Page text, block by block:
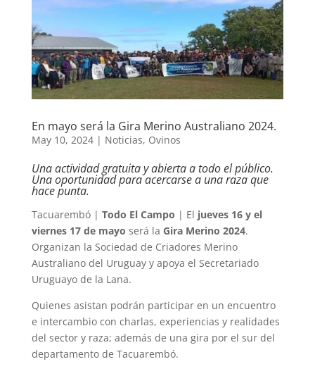
En mayo será la Gira Merino Australiano 2024.
May 10, 2024| Noticias, Ovinos
Una actividad gratuita y abierta a todo el público.
Una oportunidad para acercarse a una raza que
hace punta.
Tacuarembó | Todo El Campo | El jueves 16 y el
viernes 17 de mayo será la Gira Merino 2024.
Organizan la Sociedad de Criadores Merino
Australiano del Uruguay y apoya el Secretariado
Uruguayo de la Lana.
Quienes asistan podrán participar en un encuentro
e intercambio con charlas, experiencias y realidades
del sector y raza; además de una gira por el sur del
departamento de Tacuarembó.